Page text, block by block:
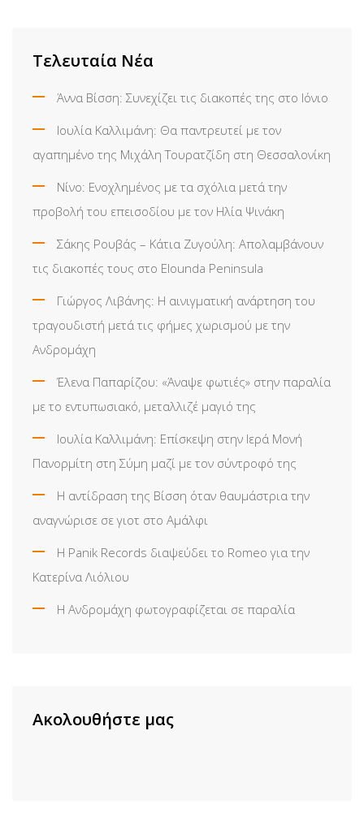
Τελευταία Νέα
Άννα Βίσση: Συνεχίζει τις διακοπές της στο Ιόνιο
Ιουλία Καλλιμάνη: Θα παντρευτεί με τον
αγαπημένο της Μιχάλη Τουρατζίδη στη Θεσσαλονίκη
Νίνο: Ενοχλημένος με τα σχόλια μετά την
προβολή του επεισοδίου με τον Ηλία Ψινάκη
Σάκης Ρουβάς – Κάτια Ζυγούλη: Απολαμβάνουν
τις διακοπές τους στο Elounda Peninsula
Γιώργος Λιβάνης: Η αινιγματική ανάρτηση του
τραγουδιστή μετά τις φήμες χωρισμού με την
Ανδρομάχη
Έλενα Παπαρίζου: «Άναψε φωτιές» στην παραλία
με το εντυπωσιακό, μεταλλιζέ μαγιό της
Ιουλία Καλλιμάνη: Επίσκεψη στην Ιερά Μονή
Πανορμίτη στη Σύμη μαζί με τον σύντροφό της
Η αντίδραση της Βίσση όταν θαυμάστρια την
αναγνώρισε σε γιοτ στο Αμάλφι
Η Panik Records διαψεύδει το Romeo για την
Κατερίνα Λιόλιου
Η Ανδρομάχη φωτογραφίζεται σε παραλία
Ακολουθήστε μας